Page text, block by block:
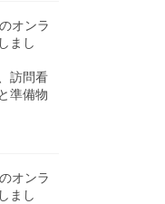
オンラ
まし
訪問看
準備物
オンラ
まし